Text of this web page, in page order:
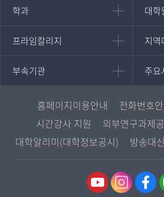
학과
인문과학대학
국어국문학과
영어영문학과
일본학과
사회과학대학
대학
대학
대학
경영
프라임칼리지
프라임칼리지
학사학위과정
평생교육과정
지역
지
지역
서울
대구
인천
광주
울산
부속기관
부속기관
중앙도서관
원격교육혁신연구원
통합인문학연구소
디지털미디어센터
주요
주요
멘토
진로
교육
국립
홈페이지이용안내 전화번호
시간강사 지원
외부연구과제
대학알리미(대학정보공시)
방송대